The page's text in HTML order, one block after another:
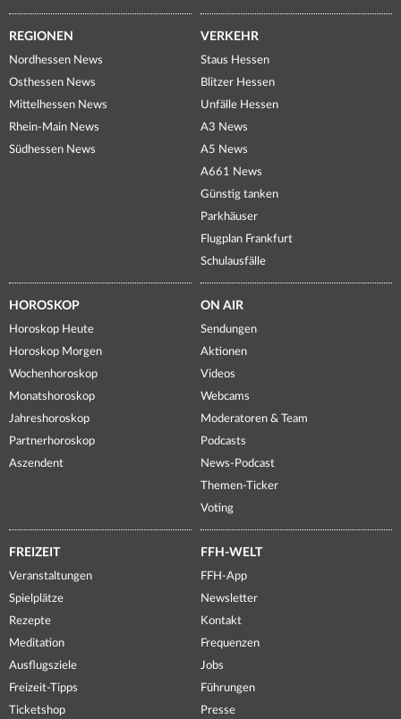
REGIONEN
Nordhessen News
Osthessen News
Mittelhessen News
Rhein-Main News
Südhessen News
VERKEHR
Staus Hessen
Blitzer Hessen
Unfälle Hessen
A3 News
A5 News
A661 News
Günstig tanken
Parkhäuser
Flugplan Frankfurt
Schulausfälle
HOROSKOP
Horoskop Heute
Horoskop Morgen
Wochenhoroskop
Monatshoroskop
Jahreshoroskop
Partnerhoroskop
Aszendent
ON AIR
Sendungen
Aktionen
Videos
Webcams
Moderatoren & Team
Podcasts
News-Podcast
Themen-Ticker
Voting
FREIZEIT
Veranstaltungen
Spielplätze
Rezepte
Meditation
Ausflugsziele
Freizeit-Tipps
Ticketshop
FFH-WELT
FFH-App
Newsletter
Kontakt
Frequenzen
Jobs
Führungen
Presse